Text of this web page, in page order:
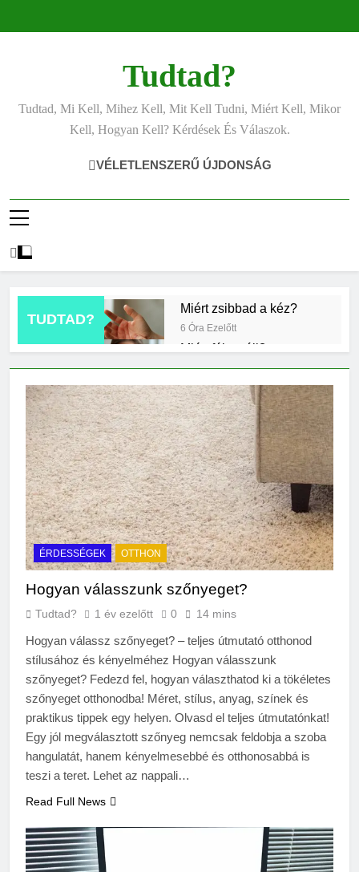
Tudtad?
Tudtad, Mi Kell, Mihez Kell, Mit Kell Tudni, Miért Kell, Mikor
Kell, Hogyan Kell? Kérdések És Válaszok.
VÉLETLENSZERŰ ÚJDONSÁG
TUDTAD?
Miért zsibbad a kéz?
6 Óra Ezelőtt
Miért fáj a váll?
14 Óra Ezelőtt
Mire jó a kollagén?
22 Óra Ezelőtt
Mennyi a
végkielégítés?
1 Nap Ezelőtt
Mit jelent a magas
CRP?
2 Nap Ezelőtt
Mikor kell tetőt cserélni?
2 Nap Ezelőtt
Mit jelent a magas
vérnyomás?
2 Nap Ezelőtt
választani?
3 Nap Ezelőtt
Mennyi a táppénz?
3 Nap Ezelőtt
Mi kell az
eredetiségvizsgálathoz?
3 Nap Ezelőtt
ÉRDESSÉGEK OTTHON
Hogyan válasszunk szőnyeget?
Tudtad? 1 év ezelőtt 0 14 mins
Hogyan válassz szőnyeget? – teljes útmutató otthonod
stílusához és kényelméhez Hogyan válasszunk
szőnyeget? Fedezd fel, hogyan választhatod ki a tökéletes
szőnyeget otthonodba! Méret, stílus, anyag, színek és
praktikus tippek egy helyen. Olvasd el teljes útmutatónkat!
Egy jól megválasztott szőnyeg nemcsak feldobja a szoba
hangulatát, hanem kényelmesebbé és otthonosabbá is
teszi a teret. Lehet az nappali…
Read Full News